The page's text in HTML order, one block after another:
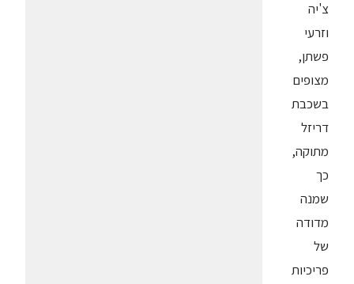
צ'יה
וזרעי
פשתן,
מצופים
בשכבת
דריזל
מתוקה,
כך
שמנה
מדודה
של
פריכיות